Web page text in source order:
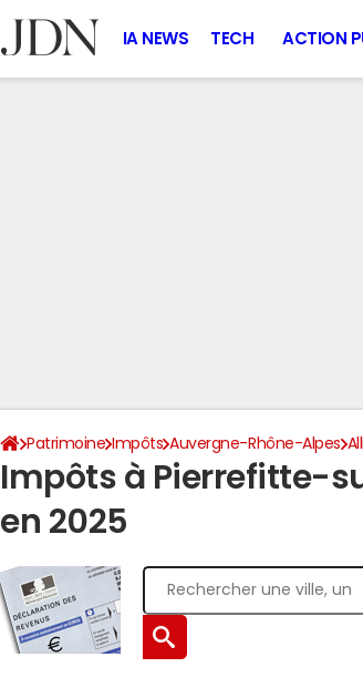
IA NEWS TECH ACTION
Patrimoine Impôts Auvergne-Rhône-Alpes
Impôts à Pierrefitte-
en 2025